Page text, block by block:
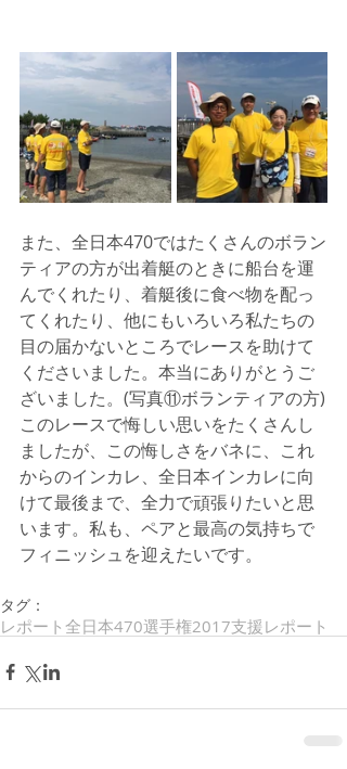
また、全日本470ではたくさんのボラン
ティアの方が出着艇のときに船台を運
んでくれたり、着艇後に食べ物を配っ
てくれたり、他にもいろいろ私たちの
目の届かないところでレースを助けて
くださいました。本当にありがとうご
ざいました。(写真⑪ボランティアの方)
このレースで悔しい思いをたくさんし
ましたが、この悔しさをバネに、これ
からのインカレ、全日本インカレに向
けて最後まで、全力で頑張りたいと思
います。私も、ペアと最高の気持ちで
フィニッシュを迎えたいです。
タグ：
レポート 全日本470選手権2017支援レポート